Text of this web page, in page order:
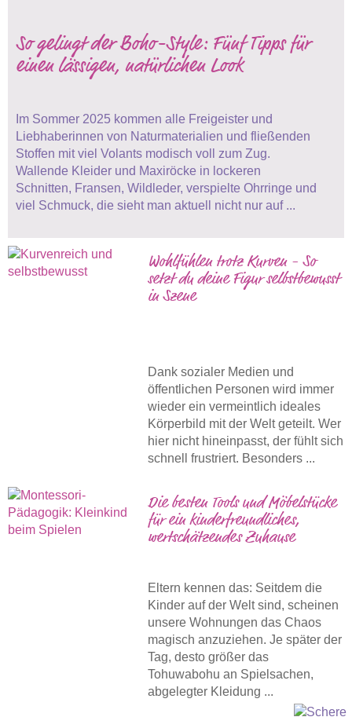
So gelingt der Boho-Style: Fünf Tipps für
einen lässigen, natürlichen Look
Im Sommer 2025 kommen alle Freigeister und
Liebhaberinnen von Naturmaterialien und fließenden
Stoffen mit viel Volants modisch voll zum Zug.
Wallende Kleider und Maxiröcke in lockeren
Schnitten, Fransen, Wildleder, verspielte Ohrringe und
viel Schmuck, die sieht man aktuell nicht nur auf ...
Wohlfühlen trotz Kurven - So
setzt du deine Figur selbstbewusst
in Szene
Dank sozialer Medien und
öffentlichen Personen wird immer
wieder ein vermeintlich ideales
Körperbild mit der Welt geteilt. Wer
hier nicht hineinpasst, der fühlt sich
schnell frustriert. Besonders ...
Die besten Tools und Möbelstücke
für ein kinderfreundliches,
wertschätzendes Zuhause
Eltern kennen das: Seitdem die
Kinder auf der Welt sind, scheinen
unsere Wohnungen das Chaos
magisch anzuziehen. Je später der
Tag, desto größer das
Tohuwabohu an Spielsachen,
abgelegter Kleidung ...